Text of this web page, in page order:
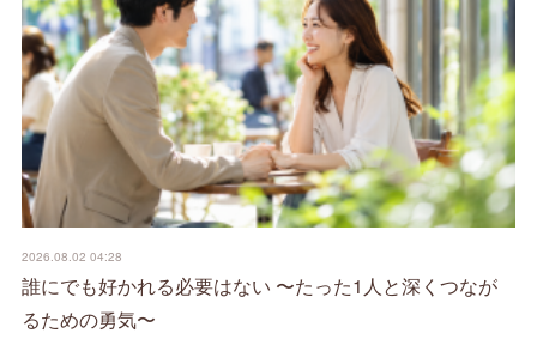
2026.08.02 04:28
誰にでも好かれる必要はない 〜たった1人と深くつなが
るための勇気〜